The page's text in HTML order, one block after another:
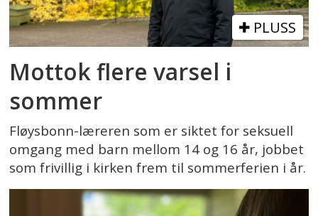
PLUSS
Mottok flere varsel i
sommer
Fløysbonn-læreren som er siktet for seksuell
omgang med barn mellom 14 og 16 år, jobbet
som frivillig i kirken frem til sommerferien i år.